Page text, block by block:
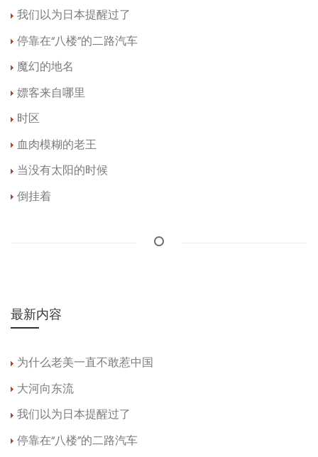
我们以为日本提醒过了
停靠在“八楼”的二路汽车
魔幻的地名
嫖客来自哪里
时区
血肉模糊的老王
当没有太阳的时候
倒挂着
最新内容
为什么老美一直不敢惹中国
大河向东流
我们以为日本提醒过了
停靠在“八楼”的二路汽车